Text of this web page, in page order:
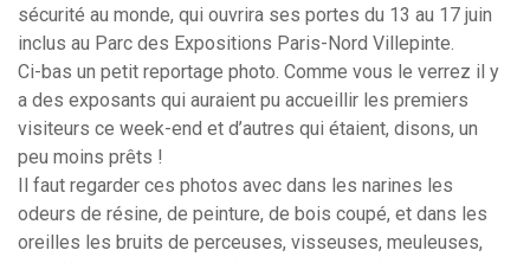
sécurité au monde, qui ouvrira ses portes du 13 au 17 juin
inclus au Parc des Expositions Paris-Nord Villepinte.
Ci-bas un petit reportage photo. Comme vous le verrez il y
a des exposants qui auraient pu accueillir les premiers
visiteurs ce week-end et d’autres qui étaient, disons, un
peu moins prêts !
Il faut regarder ces photos avec dans les narines les
odeurs de résine, de peinture, de bois coupé, et dans les
oreilles les bruits de perceuses, visseuses, meuleuses,